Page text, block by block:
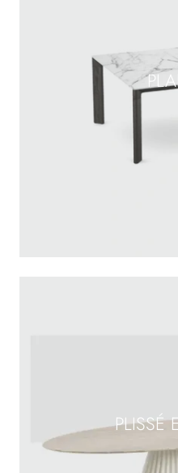
PLISSÉ